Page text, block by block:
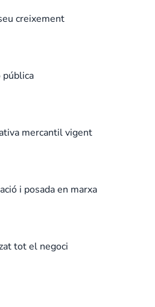
creixement
mercantil vigent
i posada en marxa
tot el negoci